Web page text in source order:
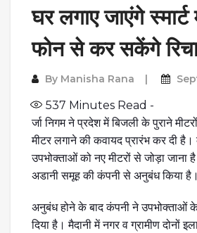
घर लगाए जाएंगे
फोन से कर सकेंगे
By Manisha Rana
537 Minutes Read -
र्जा निगम ने प्रदेश में बिजली के पुराने
मीटर लगाने की कवायद प्रारंभ कर दी
उपभोक्ताओं को नए मीटरों से जोड़ा जाना
अडानी समूह की कंपनी से अनुबंध किया है।
अनुबंध होने के बाद कंपनी ने उपभोक्ताओं
दिया है। मैदानी में नगर व ग्रामीण दोनों